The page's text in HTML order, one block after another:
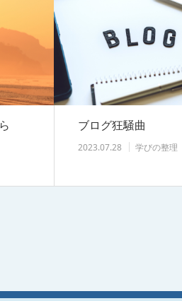
ブログ狂騒曲
2023.07.28 学びの整理